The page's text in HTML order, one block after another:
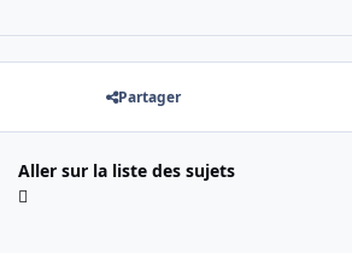
Partager
Aller sur la liste des sujets